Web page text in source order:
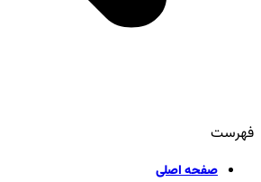
فهرست
صفحه اصلی